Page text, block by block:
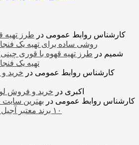
کارشناس روابط عمومی در طرز تهیه
روشی ساده برای تهیه یک
شمیم در طرز تهیه قهوه با قوری
تهیه یک
کارشناس روابط عمومی در خرید
اکبری در خرید و فروش
کارشناس روابط عمومی در بهترین
۱۰ برند معتبر آجیل و خشکبار در ایران